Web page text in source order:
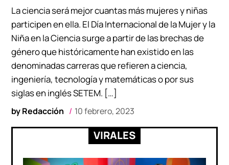
byRedacción 10 febrero, 2023
La ciencia será mejor cuantas más mujeres y niñas
participen en ella. El Día Internacional de la Mujer y la
Niña en la Ciencia surge a partir de las brechas de
género que históricamente han existido en las
denominadas carreras que refieren a ciencia,
ingeniería, tecnología y matemáticas o por sus
siglas en inglés SETEM. […]
VIRALES